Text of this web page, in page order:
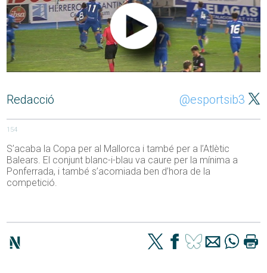
Redacció @esportsib3
154
S’acaba la Copa per al Mallorca i també per a l’Atlètic
Balears. El conjunt blanc-i-blau va caure per la mínima a
Ponferrada, i també s’acomiada ben d’hora de la
competició.